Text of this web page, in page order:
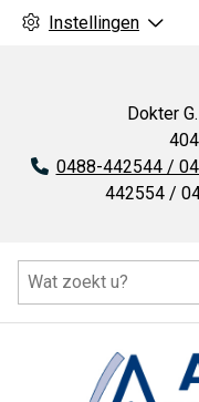
Instellingen
Dokter
Tel:
0488-442544 /
442554 /